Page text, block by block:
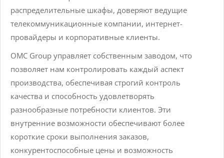
распределительные шкафы, доверяют ведущие
телекоммуникационные компании, интернет-
провайдеры и корпоративные клиенты.
OMC Group управляет собственным заводом, что
позволяет нам контролировать каждый аспект
производства, обеспечивая строгий контроль
качества и способность удовлетворять
разнообразные потребности клиентов. Эти
внутренние возможности обеспечивают более
короткие сроки выполнения заказов,
конкурентоспособные цены и возможность